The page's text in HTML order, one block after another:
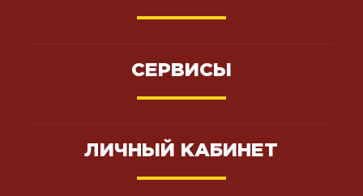
СЕРВИСЫ
ЛИЧНЫЙ КАБИНЕТ